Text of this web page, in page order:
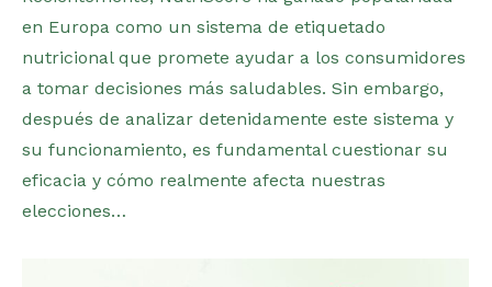
en Europa como un sistema de etiquetado
nutricional que promete ayudar a los consumidores
a tomar decisiones más saludables. Sin embargo,
después de analizar detenidamente este sistema y
su funcionamiento, es fundamental cuestionar su
eficacia y cómo realmente afecta nuestras
elecciones…